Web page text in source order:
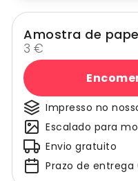
Amostra de
3 €
Impresso no
Escalado para
Envio gratuito
Prazo de entrega